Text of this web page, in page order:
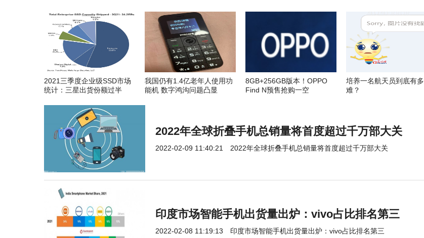
2021三季度企业级SSD市场
统计：三星出货份额过半
我国仍有1.4亿老年人使用功
能机 数字鸿沟问题凸显
8GB+256GB版本！OPPO
Find N预售抢购一空
培养一名航天员到底有多
难？
2022年全球折叠手机总销量将首度超过千万部大关
2022-02-09 11:40:21 2022年全球折叠手机总销量将首度超过千万部大关
印度市场智能手机出货量出炉：vivo占比排名第三
2022-02-08 11:19:13 印度市场智能手机出货量出炉：vivo占比排名第三